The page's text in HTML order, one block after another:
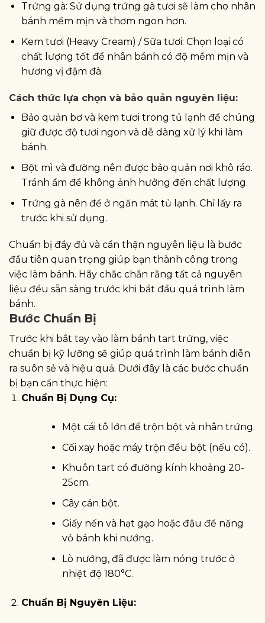
Trứng gà: Sử dụng trứng gà tươi sẽ làm cho nhân
bánh mềm mịn và thơm ngon hơn.
Kem tươi (Heavy Cream) / Sữa tươi: Chọn loại có
chất lượng tốt để nhân bánh có độ mềm mịn và
hương vị đậm đà.
Cách thức lựa chọn và bảo quản nguyên liệu:
Bảo quản bơ và kem tươi trong tủ lạnh để chúng
giữ được độ tươi ngon và dễ dàng xử lý khi làm
bánh.
Bột mì và đường nên được bảo quản nơi khô ráo.
Tránh ẩm để không ảnh hưởng đến chất lượng.
Trứng gà nên để ở ngăn mát tủ lạnh. Chỉ lấy ra
trước khi sử dụng.
Chuẩn bị đầy đủ và cẩn thận nguyên liệu là bước
đầu tiên quan trọng giúp bạn thành công trong
việc làm bánh. Hãy chắc chắn rằng tất cả nguyên
liệu đều sẵn sàng trước khi bắt đầu quá trình làm
bánh.
Bước Chuẩn Bị
Trước khi bắt tay vào làm bánh tart trứng, việc
chuẩn bị kỹ lưỡng sẽ giúp quá trình làm bánh diễn
ra suôn sẻ và hiệu quả. Dưới đây là các bước chuẩn
bị bạn cần thực hiện:
Chuẩn Bị Dụng Cụ:
Một cái tô lớn để trộn bột và nhân trứng.
Cối xay hoặc máy trộn đều bột (nếu có).
Khuôn tart có đường kính khoảng 20-
25cm.
Cây cán bột.
Giấy nến và hạt gạo hoặc đậu để nặng
vỏ bánh khi nướng.
Lò nướng, đã được làm nóng trước ở
nhiệt độ 180°C.
Chuẩn Bị Nguyên Liệu: